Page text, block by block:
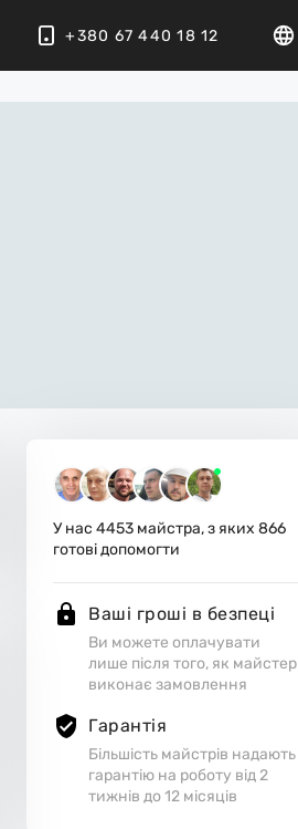
+380 67 440 18 12
У нас4453 майстра, з яких866
готові допомогти
Ваші гроші в безпеці
Ви можете оплачувати
лише після того, як майстер
виконає замовлення
Гарантія
Більшість майстрів надають
гарантію на роботу від 2
тижнів до 12 місяців